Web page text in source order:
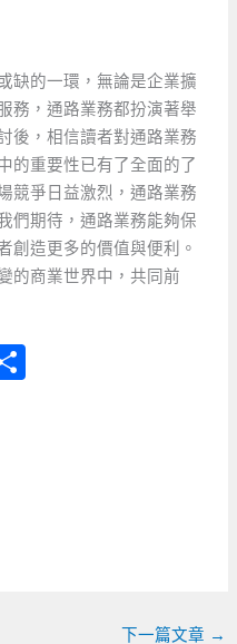
缺的一環，無論是企業擴
務，通路業務都扮演著舉
後，相信讀者對通路業務
的重要性已有了全面的了
競爭日益激烈，通路業務
們期待，通路業務能夠保
創造更多的價值與便利。
的商業世界中，共同前
下一篇文章 →